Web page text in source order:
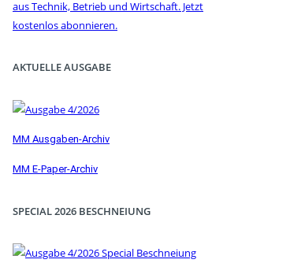
AKTUELLE AUSGABE
MM Ausgaben-Archiv
MM E-Paper-Archiv
SPECIAL 2026 BESCHNEIUNG